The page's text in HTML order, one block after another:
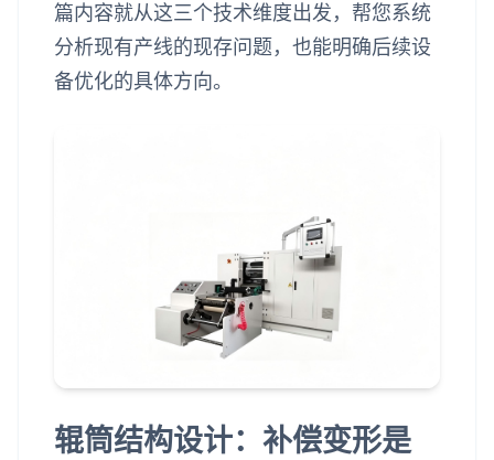
篇内容就从这三个技术维度出发，帮您系统
分析现有产线的现存问题，也能明确后续设
备优化的具体方向。
辊筒结构设计：补偿变形是